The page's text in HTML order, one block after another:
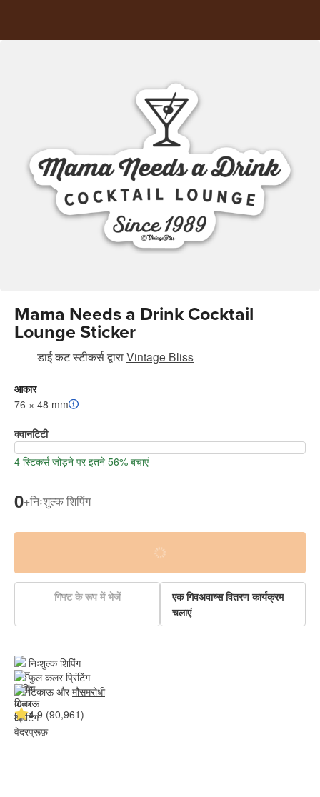
Mama Needs a Drink Cocktail
Lounge Sticker
डाई कट स्टीकर्सद्वाराVintage Bliss
आकार
76 × 48 mm
क्वानटिटी
4 स्टिकर्स जोड़ने पर इतने 56% बचाएं
0+निःशुल्क शिपिंग
गिफ्ट के रूप में भेजें
एक गिवअवाय्स वितरण कार्यक्रम
चलाएं
निःशुल्क शिपिंग
फुल कलर प्रिंटिंग
टिकाऊ और मौसमरोधी
4.9 (90,961)